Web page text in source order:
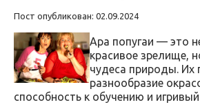
Пост опубликован: 02.09.2024
Ара попугаи — это
красивое зрелище,
чудеса природы.
разнообразие
способность к обучению и